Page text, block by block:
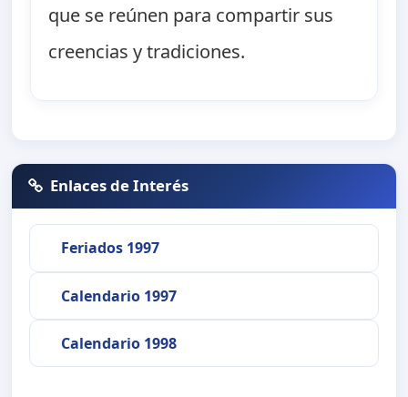
que se reúnen para compartir sus
creencias y tradiciones.
Enlaces de Interés
Feriados 1997
Calendario 1997
Calendario 1998